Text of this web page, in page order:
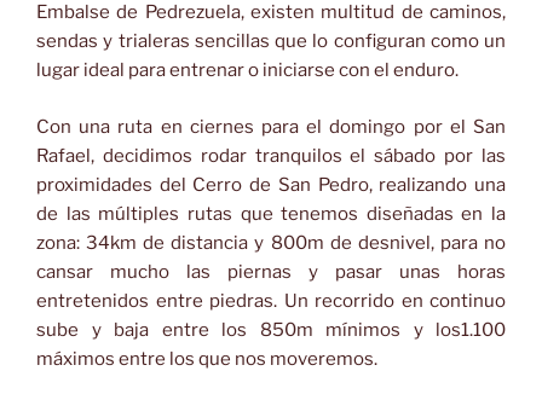
Embalse de Pedrezuela, existen multitud de caminos,
sendas y trialeras sencillas que lo configuran como un
lugar ideal para entrenar o iniciarse con el enduro.
Con una ruta en ciernes para el domingo por el San
Rafael, decidimos rodar tranquilos el sábado por las
proximidades del Cerro de San Pedro, realizando una
de las múltiples rutas que tenemos diseñadas en la
zona: 34km de distancia y 800m de desnivel, para no
cansar mucho las piernas y pasar unas horas
entretenidos entre piedras. Un recorrido en continuo
sube y baja entre los 850m mínimos y los1.100
máximos entre los que nos moveremos.